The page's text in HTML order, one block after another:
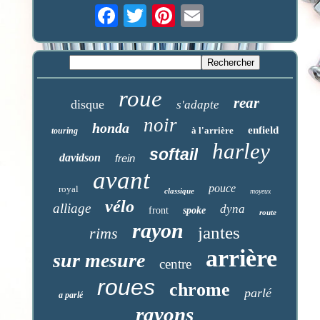
disque roue s'adapte rear
touring honda noir à l'arrière enfield
davidson frein softail harley
royal avant classique pouce moyeux
alliage vélo front spoke dyna route
rims rayon jantes
sur mesure centre arrière
a parlé roues chrome parlé
rayons